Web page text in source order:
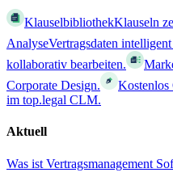
KlauselbibliothekKlauseln
AnalyseVertragsdaten
kollaborativ bearbeiten.
Corporate Design.
Kostenlos
im top.legal CLM.
Aktuell
Was ist Vertragsmanagement